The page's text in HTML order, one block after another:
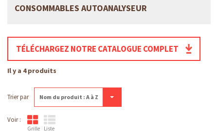
CONSOMMABLES AUTOANALYSEUR
TÉLÉCHARGEZ NOTRE CATALOGUE COMPLET
Il y a 4 produits
Trier par Nom du produit : A à Z
Voir :
Grille Liste